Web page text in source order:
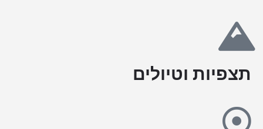
תצפיות וטיולים